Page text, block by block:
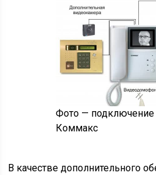
Фото —
Коммакс
В качестве дополнительного